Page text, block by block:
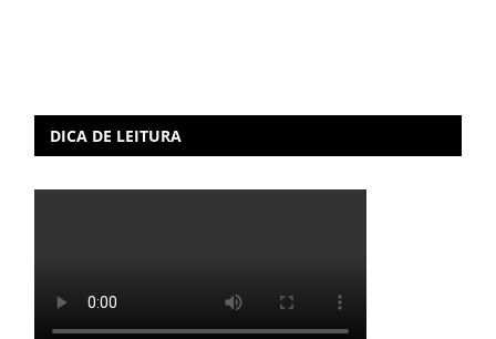
DICA DE LEITURA